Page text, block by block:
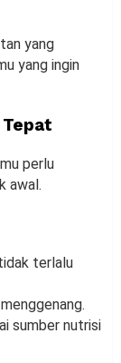
yang
yang ingin
perlu
awal.
terlalu
sumber nutrisi